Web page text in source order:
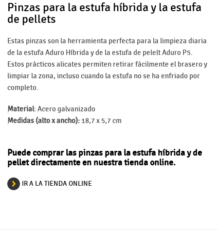
Pinzas para la estufa híbrida y la estufa
de pellets
Estas pinzas son la herramienta perfecta para la limpieza diaria
de la estufa Aduro Híbrida y de la estufa de pelelt Aduro P5.
Estos prácticos alicates permiten retirar fácilmente el brasero y
limpiar la zona, incluso cuando la estufa no se ha enfriado por
completo.
Material: Acero galvanizado
Medidas (alto x ancho): 18,7 x 5,7 cm
Puede comprar las pinzas para la estufa híbrida y de
pellet directamente en nuestra tienda online.
IR A LA TIENDA ONLINE